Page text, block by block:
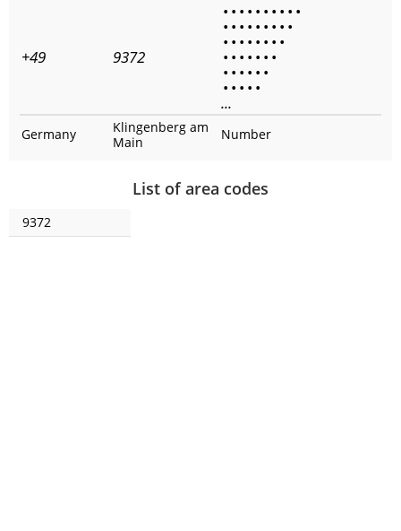
+49 9372
• • • • • • • • • •
• • • • • • • • •
• • • • • • • •
• • • • • • •
• • • • • •
• • • • •
...
Germany
Klingenberg am
Main
Number
List of area codes
9372